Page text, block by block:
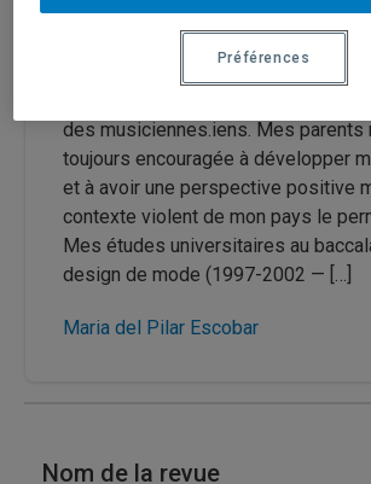
des musiciennes.iens. Mes parents
toujours encouragée à développer
et à avoir une perspective positive
contexte violent de mon pays le
Mes études universitaires au
design de mode (1997-2002 — […]
Maria del Pilar Escobar
Nom de la revue
Préférences